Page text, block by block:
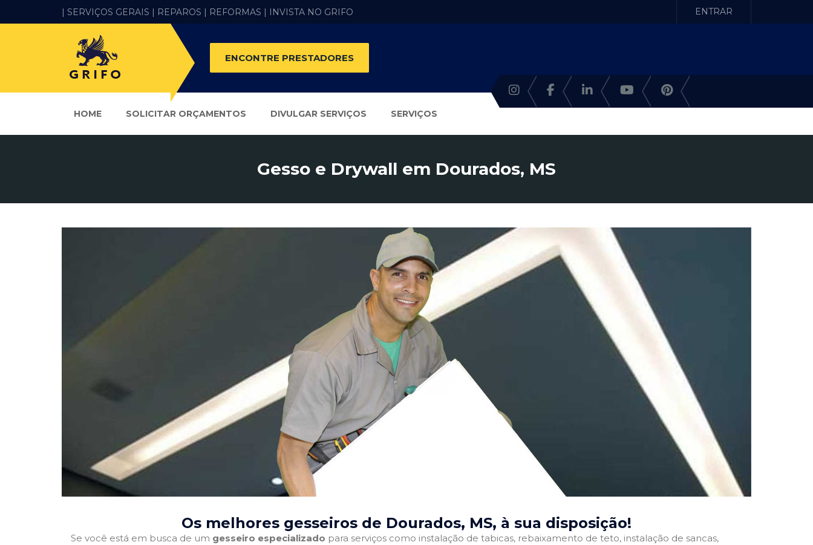
| SERVIÇOS GERAIS | REPAROS | REFORMAS | INVISTA NO GRIFO ENTRAR
ENCONTRE PRESTADORES
HOME SOLICITAR ORÇAMENTOS DIVULGAR SERVIÇOS SERVIÇOS
Gesso e Drywall em Dourados, MS
Os melhores gesseiros de Dourados, MS, à sua disposição!
Se você está em busca de um gesseiro especializado para serviços como instalação de tabicas, rebaixamento de teto, instalação de sancas,